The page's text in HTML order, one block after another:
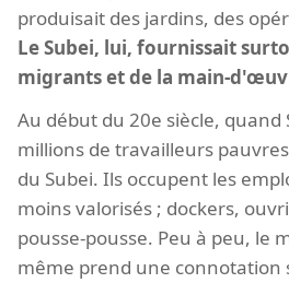
produisait des jardins, des
Le Subei, lui, fournissait
migrants et de la main-
Au début du 20e siècle,
millions de travailleurs
du Subei. Ils occupent les
moins valorisés ; dockers,
pousse-pousse. Peu à peu, le
même prend une connotation